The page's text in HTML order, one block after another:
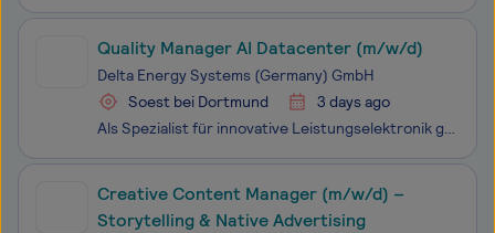
Quality Manager AI Datacenter (m/w/d)
Delta Energy Systems (Germany) GmbH
Soest bei Dortmund
3 days ago
Als Spezialist für innovative Leistungselektronik gestalten wir maßgeschneiderte Lösungen für die Zukunft in den Bereichen Automobil, Industrie, Medizin, Datencenter und Telekommunikation. Seit 2003 sind wir Teil der weltweit agierenden Delta Gruppe, die mit rund 80.000 Mitarbeitenden globale Maßstä
Creative Content Manager (m/w/d) –
Storytelling & Native Advertising